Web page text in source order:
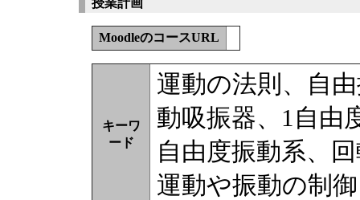
MoodleのコースURL
キーワ
ード
運動の法則、自
動吸振器、1自由
自由度振動系、
運動や振動の制御